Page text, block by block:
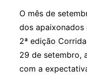
O mês de
dos
2ª edição
29 de setembro,
com a